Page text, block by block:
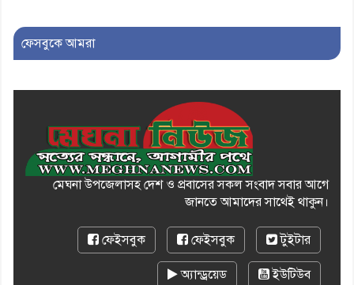
ফেসবুকে আমরা
মেঘনা উপজেলাসহ দেশ ও প্রবাসের সকল সংবাদ সবার আগে
জানতে আমাদের সাথেই থাকুন।
ফেইসবুক ফেইসবুক টুইটার
অ্যান্ড্রয়েড ইউটিউব